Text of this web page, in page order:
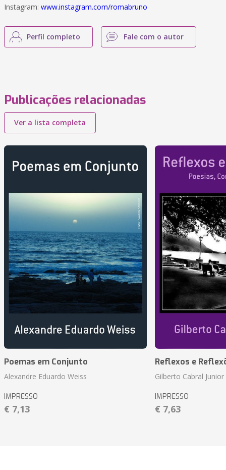
Instagram: www.instagram.com/romabruno
Perfil completo Fale com o autor
Publicações relacionadas
Ver a lista completa
Poemas em Conjunto
Alexandre Eduardo Weiss
IMPRESSO
€ 7,13
Reflexos e
Gilberto Cabral Junior
IMPRESSO
€ 7,63